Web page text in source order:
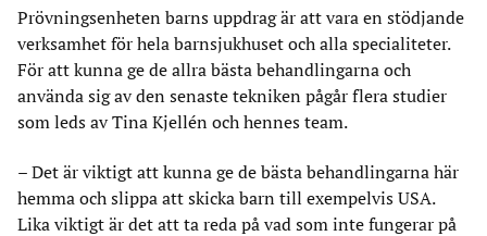
Prövningsenheten barns uppdrag är att vara en stödjande
verksamhet för hela barnsjukhuset och alla specialiteter.
För att kunna ge de allra bästa behandlingarna och
använda sig av den senaste tekniken pågår flera studier
som leds av Tina Kjellén och hennes team.
– Det är viktigt att kunna ge de bästa behandlingarna här
hemma och slippa att skicka barn till exempelvis USA.
Lika viktigt är det att ta reda på vad som inte fungerar på